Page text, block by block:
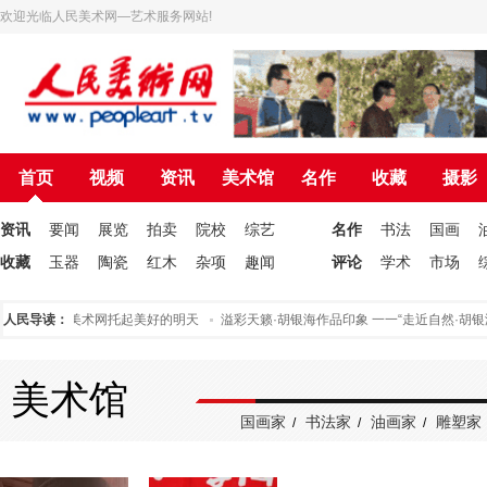
欢迎光临人民美术网—艺术服务网站!
首页 视频 资讯 美术馆 名作 收藏 摄影
资讯 要闻 展览 拍卖 院校
综艺
收藏
玉器 陶瓷 红木 杂项 趣闻
名作 书法 国画
评论
学术 市场
人民导读：
为人民美术网托起美好的明天 溢彩天籁·胡银海作品印象 一一“走近自然·胡银
美术馆 国画家 / 书法家 / 油画家 / 雕塑家